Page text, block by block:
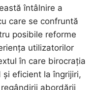
întâlnire a
care se confruntă
posibile reforme
utilizatorilor
în care birocrația
eficient la îngrijiri,
abordării